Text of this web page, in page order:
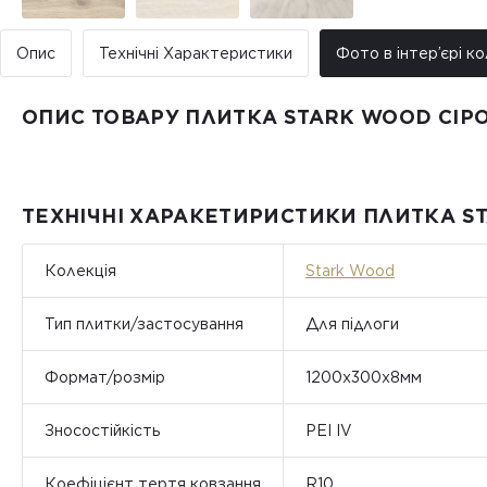
Опис Технічні Характеристики Фото в інтер’єрі
ОПИС ТОВАРУ ПЛИТКА STARK WOOD
ТЕХНІЧНІ ХАРАКЕТИРИСТИКИ ПЛИТКА
Колекція Stark Wood
Тип плитки/застосування Для підлоги
Формат/розмір 1200х300х8мм
Зносостійкість PEI IV